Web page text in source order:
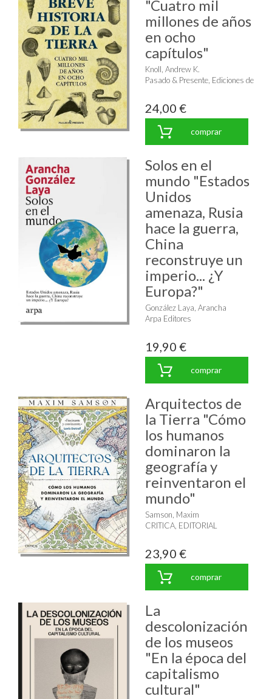
"Cuatro mil
millones de años
en ocho
capítulos"
Knoll, Andrew K.
Pasado & Presente, Ediciones de
24,00 €
comprar
Solos en el
mundo "Estados
Unidos
amenaza, Rusia
hace la guerra,
China
reconstruye un
imperio... ¿Y
Europa?"
González Laya, Arancha
Arpa Editores
19,90 €
comprar
Arquitectos de
la Tierra "Cómo
los humanos
dominaron la
geografía y
reinventaron el
mundo"
Samson, Maxim
CRITICA, EDITORIAL
23,90 €
comprar
La
descolonización
de los museos
"En la época del
capitalismo
cultural"